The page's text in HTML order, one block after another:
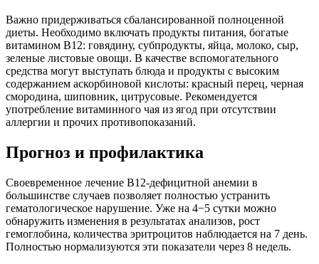
Важно придерживаться сбалансированной полноценной
диеты. Необходимо включать продукты питания, богатые
витамином В12: говядину, субпродукты, яйца, молоко, сыр,
зеленые листовые овощи. В качестве вспомогательного
средства могут выступать блюда и продукты с высоким
содержанием аскорбиновой кислоты: красный перец, черная
смородина, шиповник, цитрусовые. Рекомендуется
употребление витаминного чая из ягод при отсутствии
аллергии и прочих противопоказаний.
Прогноз и профилактика
Своевременное лечение В12-дефицитной анемии в
большинстве случаев позволяет полностью устранить
гематологическое нарушение. Уже на 4−5 сутки можно
обнаружить изменения в результатах анализов, рост
гемоглобина, количества эритроцитов наблюдается на 7 день.
Полностью нормализуются эти показатели через 8 недель.